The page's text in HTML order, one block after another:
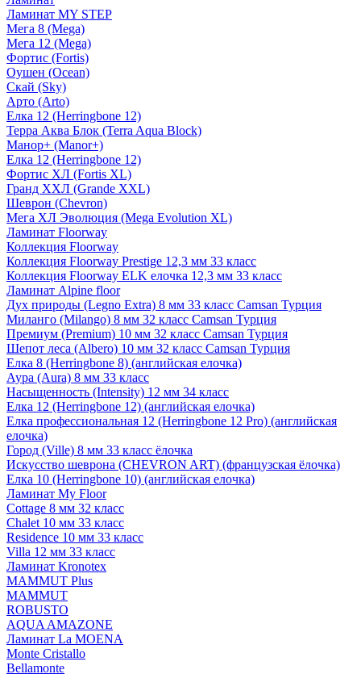
Ламинат MY STEP
Мега 8 (Mega)
Мега 12 (Mega)
Фортис (Fortis)
Оушен (Ocean)
Скай (Sky)
Арто (Arto)
Елка 12 (Herringbone 12)
Терра Аква Блок (Terra Aqua Block)
Манор+ (Manor+)
Елка 12 (Herringbone 12)
Фортис ХЛ (Fortis XL)
Гранд ХХЛ (Grande XXL)
Шеврон (Chevron)
Мега ХЛ Эволюция (Mega Evolution XL)
Ламинат Floorway
Коллекция Floorway
Коллекция Floorway Prestige 12,3 мм 33 класс
Коллекция Floorway ELK елочка 12,3 мм 33 класс
Ламинат Alpine floor
Дух природы (Legno Extra) 8 мм 33 класс Camsan Турция
Миланго (Milango) 8 мм 32 класс Camsan Турция
Премиум (Premium) 10 мм 32 класс Camsan Турция
Шепот леса (Albero) 10 мм 32 класс Camsan Турция
Елка 8 (Herringbone 8) (английская елочка)
Аура (Aura) 8 мм 33 класс
Насыщенность (Intensity) 12 мм 34 класс
Елка 12 (Herringbone 12) (английская елочка)
Елка профессиональная 12 (Herringbone 12 Pro) (английская
елочка)
Город (Ville) 8 мм 33 класс ёлочка
Искусство шеврона (CHEVRON ART) (французская ёлочка)
Елка 10 (Herringbone 10) (английская елочка)
Ламинат My Floor
Cottage 8 мм 32 класс
Chalet 10 мм 33 класс
Residence 10 мм 33 класс
Villa 12 мм 33 класс
Ламинат Kronotex
MAMMUT Plus
MAMMUT
ROBUSTO
AQUA AMAZONE
Ламинат La MOENA
Monte Cristallo
Bellamonte